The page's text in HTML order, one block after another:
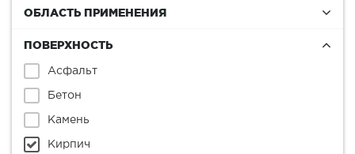
ОБЛАСТЬ ПРИМЕНЕНИЯ
ПОВЕРХНОСТЬ
Асфальт
Бетон
Камень
Кирпич